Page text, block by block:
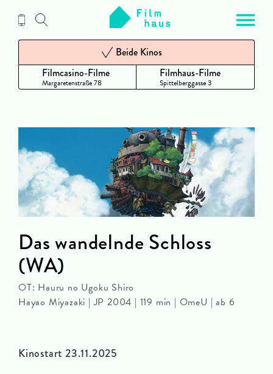
Inhalt
Filmcasino-Filme
Margaretenstraße 78
Beide Kinos
Filmhaus-Filme
Spittelberggasse 3
Kinostart 23.11.2025
Das wandelnde Schloss
(WA)
OT: Hauru no Ugoku Shiro
Hayao Miyazaki | JP 2004 | 119 min | OmeU | ab 6